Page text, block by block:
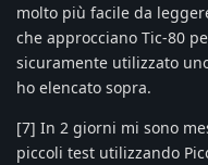
molto più facile da
che approcciano Tic-80
sicuramente utilizzato
ho elencato sopra.
[7] In 2 giorni mi sono
piccoli test utilizzando